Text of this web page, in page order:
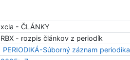
xcla - ČLÁNKY
RBX - rozpis článkov z periodík
PERIODIKÁ-Súborný záznam periodika